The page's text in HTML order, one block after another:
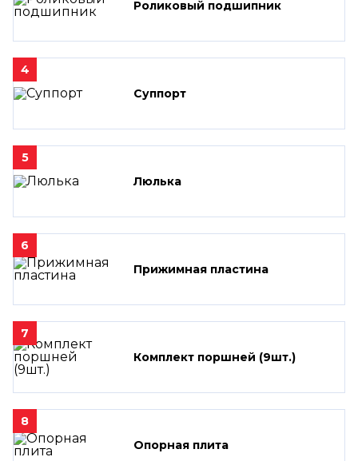
Роликовый подшипник
4
Суппорт
5
Люлька
6
Прижимная пластина
7
Комплект поршней (9шт.)
8
Опорная плита